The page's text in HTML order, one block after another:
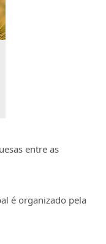
entre as
é organizado pela